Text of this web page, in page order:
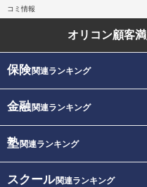
コミ情報
オリコン顧客
保険関連ランキング
金融関連ランキング
塾関連ランキング
スクール関連ランキング